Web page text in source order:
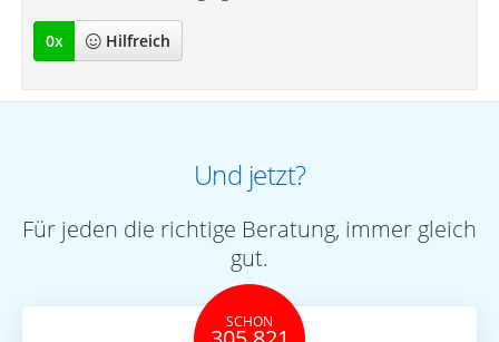
0x Hilfreich
Und jetzt?
Für jeden die richtige Beratung, immer gleich
gut.
SCHON